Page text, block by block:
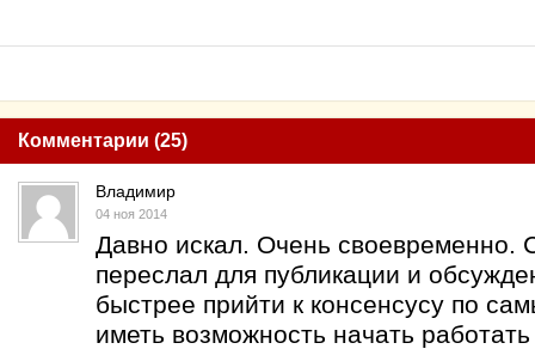
Комментарии (25)
Владимир
04 ноя 2014
Давно искал. Очень своевременно.
переслал для публикации и
быстрее прийти к консенсусу по
иметь возможность начать